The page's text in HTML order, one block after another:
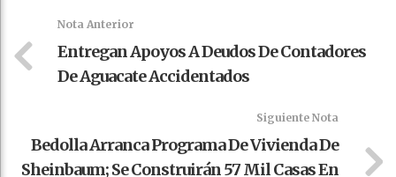
Nota Anterior
Entregan Apoyos A Deudos De Contadores
De Aguacate Accidentados
Siguiente Nota
Bedolla Arranca Programa De Vivienda De
Sheinbaum; Se Construirán 57 Mil Casas En